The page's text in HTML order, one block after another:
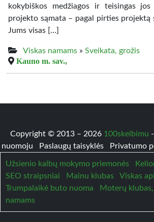
kokybiškos medžiagos ir teisingas
projekto sąmata – pagal pirties projektą
Jums visas […]
Viskas namams » Sveikata, grožis
Kauno m. sav.,
Copyright © 2013 – 2026 100skelbimu
nuomoju
Paslaugų taisyklės Privatumo
Užsienio kalbų mokymo priemonės
SEO straipsniai
Mainu klubas
Viskas
Trumpalaikė buto nuoma
Moterų
namams